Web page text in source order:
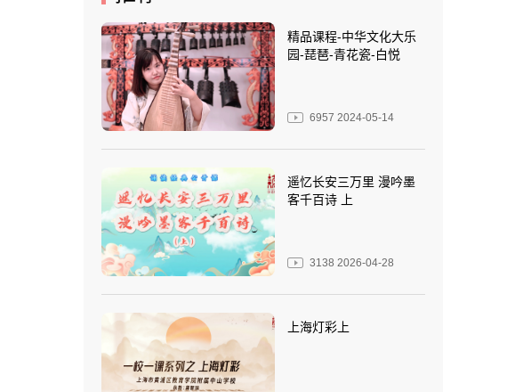
精品课程-中华文化大乐
园-琵琶-青花瓷-白悦
6957 2024-05-14
遥忆长安三万里 漫吟墨
客千百诗 上
3138 2026-04-28
上海灯彩上